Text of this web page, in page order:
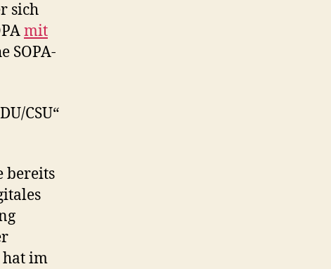
sich
mit
SOPA-
CSU“
bereits
im